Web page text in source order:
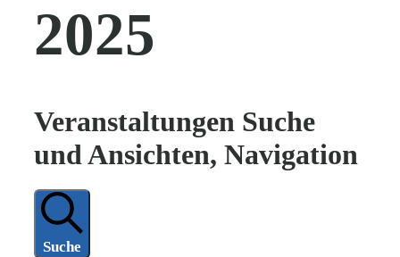
2025
Veranstaltungen Suche
und Ansichten, Navigation
Suche